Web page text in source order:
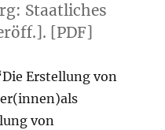
Staatliches
[PDF]
Erstellung von
von